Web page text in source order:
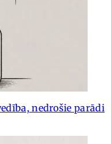
nedrošie parādi